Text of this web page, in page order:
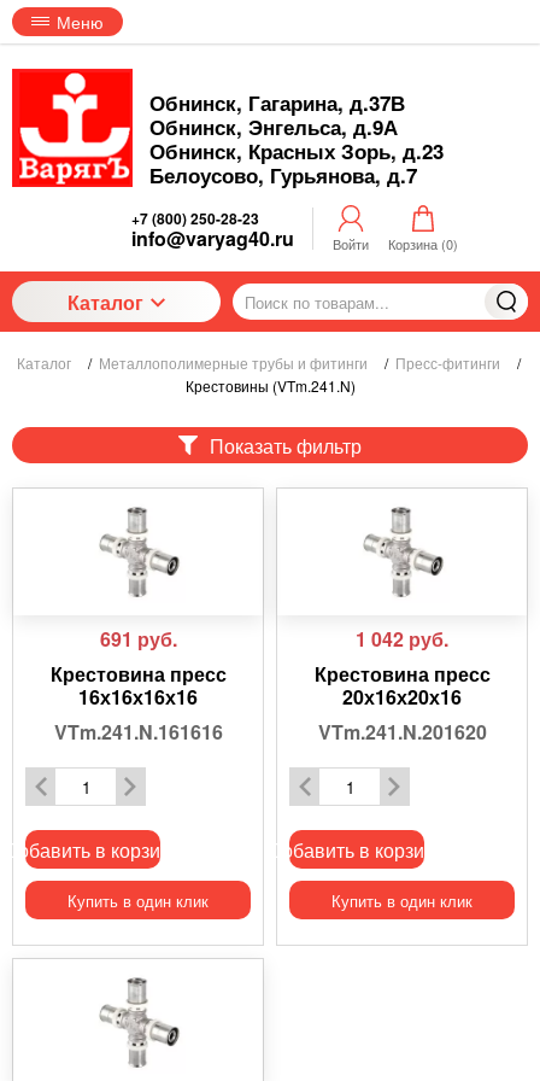
Меню
Обнинск, Гагарина, д.37В
Обнинск, Энгельса, д.9А
Обнинск, Красных Зорь, д.23
Белоусово, Гурьянова, д.7
+7 (800) 250-28-23
info@varyag40.ru Войти Корзина (0)
Каталог
Каталог / Металлополимерные трубы и фитинги / Пресс-фитинги
/
Крестовины (VTm.241.N)
Показать фильтр
691 руб.
Крестовина пресс
16х16х16х16
VTm.241.N.161616
Добавить в корзину
Купить в один клик
1 042 руб.
Крестовина пресс
20х16х20х16
VTm.241.N.201620
Добавить в корзину
Купить в один клик